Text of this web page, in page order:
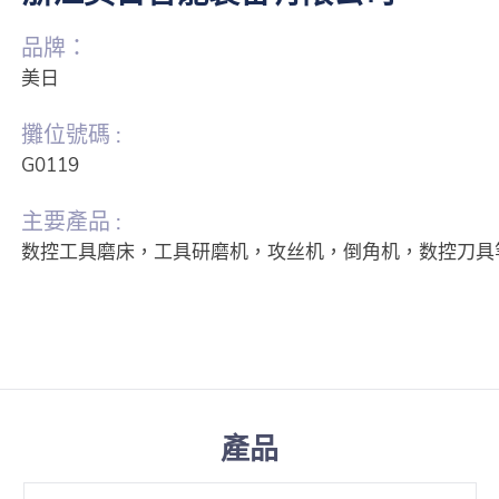
品牌：
美日
攤位號碼 :
G0119
主要產品 :
数控工具磨床，工具研磨机，攻丝机，倒角机，数控刀具
產品